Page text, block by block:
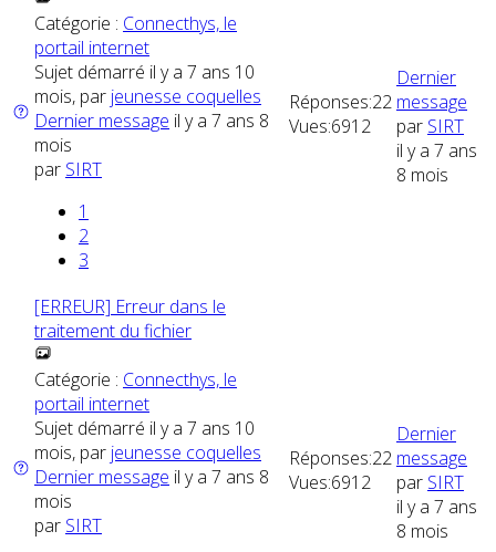
Catégorie : Connecthys, le
portail internet
Sujet démarré il y a 7 ans 10
mois, par jeunesse coquelles
Dernier message il y a 7 ans 8
mois
par SIRT
1
2
3
Réponses:22
Vues:6912
Dernier
message
par SIRT
il y a 7 ans
8 mois
[ERREUR] Erreur dans le
traitement du fichier
Catégorie : Connecthys, le
portail internet
Sujet démarré il y a 7 ans 10
mois, par jeunesse coquelles
Dernier message il y a 7 ans 8
mois
par SIRT
Réponses:22
Vues:6912
Dernier
message
par SIRT
il y a 7 ans
8 mois